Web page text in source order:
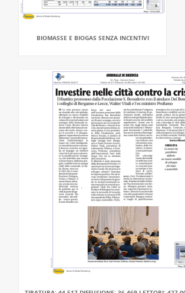
BIOMASSE E BIOGAS SENZA INCENTIVI